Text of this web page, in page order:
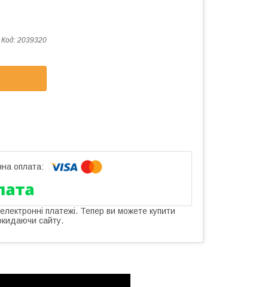
Код: 2039320
платежі. Тепер ви можете купити
сайту.